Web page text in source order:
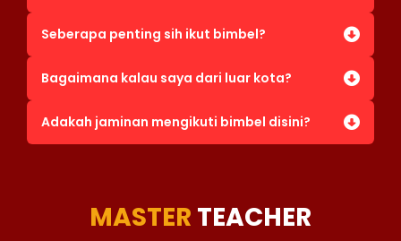
Seberapa penting sih ikut bimbel?
Bagaimana kalau saya dari luar kota?
Adakah jaminan mengikuti bimbel disini?
MASTER TEACHER